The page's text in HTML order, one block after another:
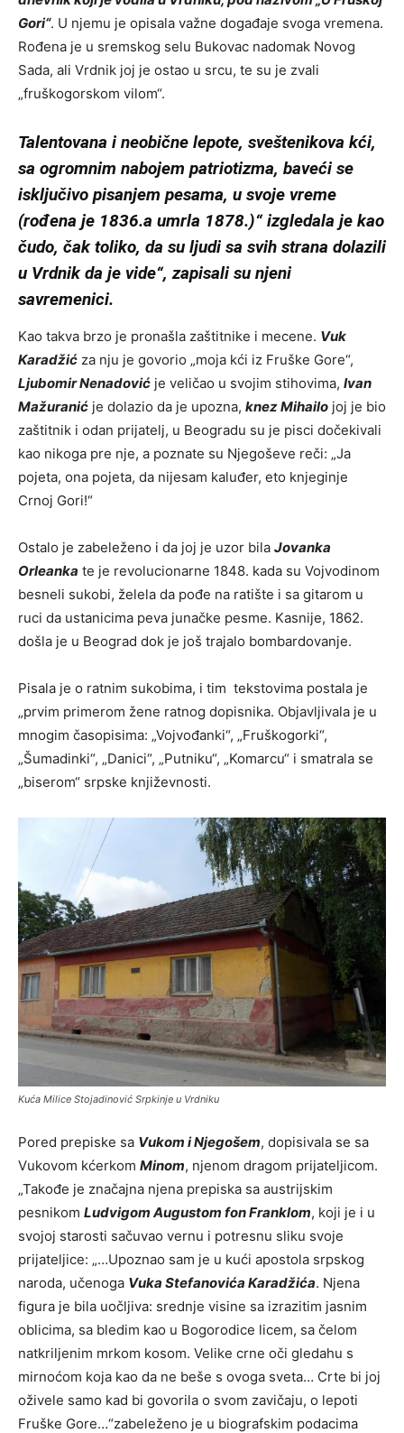
Gori“. U njemu je opisala važne događaje svoga vremena.
Rođena je u sremskog selu Bukovac nadomak Novog
Sada, ali Vrdnik joj je ostao u srcu, te su je zvali
„fruškogorskom vilom“.
Talentovana i neobične lepote, sveštenikova kći,
sa ogromnim nabojem patriotizma, baveći se
isključivo pisanjem pesama, u svoje vreme
(rođena je 1836.a umrla 1878.)“ izgledala je kao
čudo, čak toliko, da su ljudi sa svih strana dolazili
u Vrdnik da je vide“, zapisali su njeni
savremenici.
Kao takva brzo je pronašla zaštitnike i mecene. Vuk
Karadžić za nju je govorio „moja kći iz Fruške Gore“,
Ljubomir Nenadović je veličao u svojim stihovima, Ivan
Mažuranić je dolazio da je upozna, knez Mihailo joj je bio
zaštitnik i odan prijatelj, u Beogradu su je pisci dočekivali
kao nikoga pre nje, a poznate su Njegoševe reči: „Ja
pojeta, ona pojeta, da nijesam kaluđer, eto knjeginje
Crnoj Gori!“
Ostalo je zabeleženo i da joj je uzor bila Jovanka
Orleanka te je revolucionarne 1848. kada su Vojvodinom
besneli sukobi, želela da pođe na ratište i sa gitarom u
ruci da ustanicima peva junačke pesme. Kasnije, 1862.
došla je u Beograd dok je još trajalo bombardovanje.
Pisala je o ratnim sukobima, i tim tekstovima postala je
„prvim primerom žene ratnog dopisnika. Objavljivala je u
mnogim časopisima: „Vojvođanki“, „Fruškogorki“,
„Šumadinki“, „Danici“, „Putniku“, „Komarcu“ i smatrala se
„biserom“ srpske književnosti.
Kuća Milice Stojadinović Srpkinje u Vrdniku
Pored prepiske sa Vukom i Njegošem, dopisivala se sa
Vukovom kćerkom Minom, njenom dragom prijateljicom.
„Takođe je značajna njena prepiska sa austrijskim
pesnikom Ludvigom Augustom fon Franklom, koji je i u
svojoj starosti sačuvao vernu i potresnu sliku svoje
prijateljice: „…Upoznao sam je u kući apostola srpskog
naroda, učenoga Vuka Stefanovića Karadžića. Njena
figura je bila uočljiva: srednje visine sa izrazitim jasnim
oblicima, sa bledim kao u Bogorodice licem, sa čelom
natkriljenim mrkom kosom. Velike crne oči gledahu s
mirnoćom koja kao da ne beše s ovoga sveta… Crte bi joj
oživele samo kad bi govorila o svom zavičaju, o lepoti
Fruške Gore…“zabeleženo je u biografskim podacima